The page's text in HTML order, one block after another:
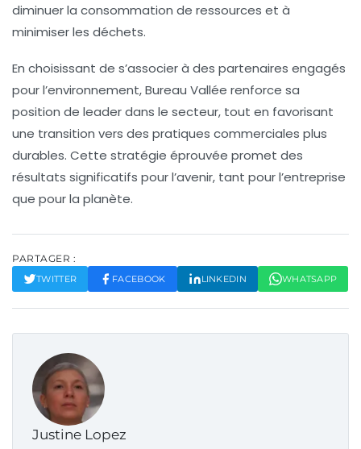
diminuer la consommation de ressources et à
minimiser les déchets.
En choisissant de s’associer à des partenaires engagés
pour l’environnement, Bureau Vallée renforce sa
position de leader dans le secteur, tout en favorisant
une transition vers des pratiques commerciales plus
durables. Cette stratégie éprouvée promet des
résultats significatifs pour l’avenir, tant pour l’entreprise
que pour la planète.
PARTAGER :
TWITTER FACEBOOK LINKEDIN WHATSAPP
Justine Lopez